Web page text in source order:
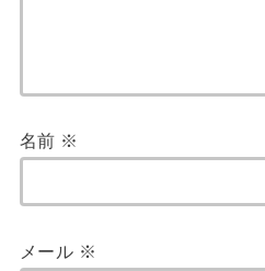
名前 ※
メール ※